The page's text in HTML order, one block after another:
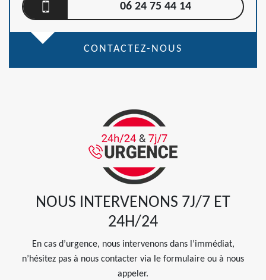
06 24 75 44 14
CONTACTEZ-NOUS
NOUS INTERVENONS 7J/7 ET
24H/24
En cas d’urgence, nous intervenons dans l’immédiat,
n’hésitez pas à nous contacter via le formulaire ou à nous
appeler.